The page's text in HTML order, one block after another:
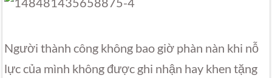
Người thành công không bao giờ phàn nàn khi nỗ
lực của mình không được ghi nhận hay khen tặng